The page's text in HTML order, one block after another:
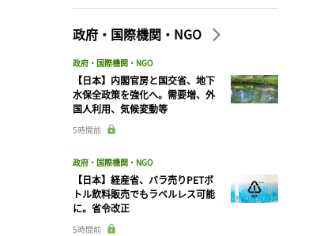
政府・国際機関・NGO
政府・国際機関・NGO
【日本】内閣官房と国交省、地下
水保全政策を強化へ。需要増、外
国人利用、気候変動等
5時間前
政府・国際機関・NGO
【日本】経産省、バラ売りPETボ
トル飲料販売でもラベルレス可能
に。省令改正
5時間前